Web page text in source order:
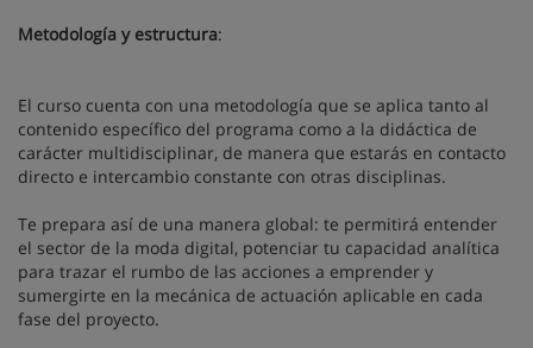
Metodología y estructura:
El curso cuenta con una metodología que se aplica tanto al
contenido específico del programa como a la didáctica de
carácter multidisciplinar, de manera que estarás en contacto
directo e intercambio constante con otras disciplinas.
Te prepara así de una manera global: te permitirá entender
el sector de la moda digital, potenciar tu capacidad analítica
para trazar el rumbo de las acciones a emprender y
sumergirte en la mecánica de actuación aplicable en cada
fase del proyecto.